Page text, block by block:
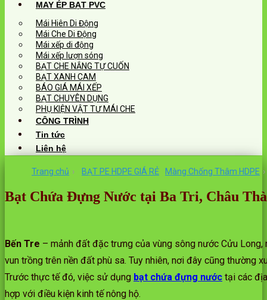
MAY ÉP BẠT PVC
Mái Hiên Di Động
Mái Che Di Động
Mái xếp di động
Mái xếp lượn sóng
BẠT CHE NẮNG TỰ CUỐN
BẠT XANH CAM
BÁO GIÁ MÁI XẾP
BẠT CHUYÊN DỤNG
PHỤ KIỆN VẬT TƯ MÁI CHE
CÔNG TRÌNH
Tin tức
Liên hệ
Trang chủ › BẠT PE HDPE GIÁ RẺ Màng Chống Thâm HDPE ›
Bạt Chứa Đựng Nước tại Ba Tri, Châu
Bến Tre – mảnh đất đặc trưng của vùng sông nước Cửu
vun trồng trên nền đất phù sa. Tuy nhiên, nơi đây cũng thường
Trước thực tế đó, việc sử dụng bạt chứa đựng nước tại các
hợp với điều kiện kinh tế nông hộ.